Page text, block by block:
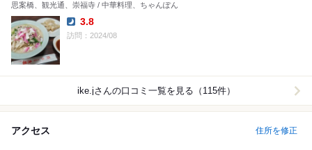
思案橋、観光通、崇福寺 / 中華料理、ちゃんぽん
Dinner:
3.8
訪問：2024/08
ike.jさんの口コミ一覧を見る（115件）
アクセス 住所を修正